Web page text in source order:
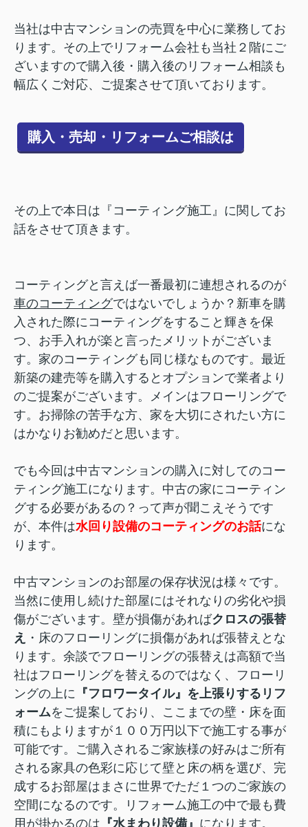
当社は中古マンションの売買を中心に業務してお
ります。その上でリフォーム会社も当社２階にご
ざいますので購入後・購入後のリフォーム相談も
幅広くご対応、ご提案させて頂いております。
購入・売却・リフォームご相談は
その上で本日は『コーティング施工』に関してお
話をさせて頂きます。
コーティングと言えば一番最初に連想されるのが
車のコーティングではないでしょうか？新車を購
入された際にコーティングをすること輝きを保
つ、お手入れが楽と言ったメリットがございま
す。家のコーティングも同じ様なものです。最近
新築の建売等を購入するとオプションで業者より
のご提案がございます。メインはフローリングで
す。お掃除の苦手な方、家を大切にされたい方に
はかなりお勧めだと思います。
でも今回は中古マンションの購入に対してのコー
ティング施工になります。中古の家にコーティン
グする必要があるの？って声が聞こえそうです
が、本件は水回り設備のコーティングのお話にな
ります。
中古マンションのお部屋の保存状況は様々です。
当然に使用し続けた部屋にはそれなりの劣化や損
傷がございます。壁が損傷があればクロスの張替
え ・床のフローリングに損傷があれば張替えとな
ります。余談でフローリングの張替えは高額で当
社はフローリングを替えるのではなく、フローリ
ングの上に 『フロワータイル』を上張りするリフ
ォームをご提案しており、ここまでの壁・床を面
積にもよりますが１００万円以下で施工する事が
可能です。ご購入されるご家族様の好みはご所有
される家具の色彩に応じて壁と床の柄を選び、完
成するお部屋はまさに世界でただ１つのご家族の
空間になるのです。リフォーム施工の中で最も費
用が掛かるのは 『水まわり設備』 になります。